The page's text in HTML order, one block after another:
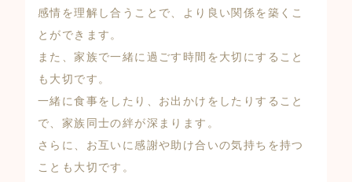
感情を理解し合うことで、より良い関係を築くこ
とができます。
また、家族で一緒に過ごす時間を大切にすること
も大切です。
一緒に食事をしたり、お出かけをしたりすること
で、家族同士の絆が深まります。
さらに、お互いに感謝や助け合いの気持ちを持つ
ことも大切です。